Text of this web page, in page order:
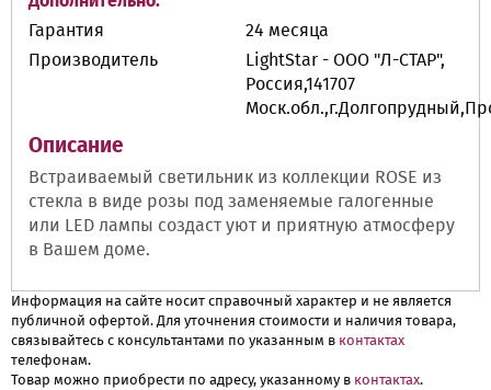
Гарантия
24 месяца
Производитель
LightStar - ООО "Л-СТАР",
Россия,141707
Описание
Встраиваемый светильник из коллекции ROSE из
стекла в виде розы под заменяемые галогенные
или LED лампы создаст уют и приятную атмосферу
в Вашем доме.
Информация на сайте носит справочный характер и не является
публичной офертой. Для уточнения стоимости и наличия товара,
связывайтесь с консультантами по указанным в контактах
телефонам.
Товар можно приобрести по адресу, указанному в контактах.